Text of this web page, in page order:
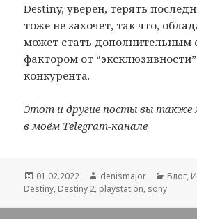
Destiny, уверен, терять
тоже не захочет, так что,
может стать
фактором от “эксклюзивности”
конкурента.
Этот и другие посты вы
в моём Telegram-канале
Опубликовано
01.02.2022 Автор
denismajor Блог,
Destiny, Destiny 2, playstation, sony